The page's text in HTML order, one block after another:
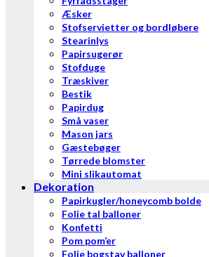
Æsker
Stofservietter og bordløbere
Stearinlys
Papirsugerør
Stofduge
Træskiver
Bestik
Papirdug
Små vaser
Mason jars
Gæstebøger
Tørrede blomster
Mini slikautomat
Dekoration
Papirkugler/honeycomb bolde
Folie tal balloner
Konfetti
Pom pom’er
Folie bogstav balloner